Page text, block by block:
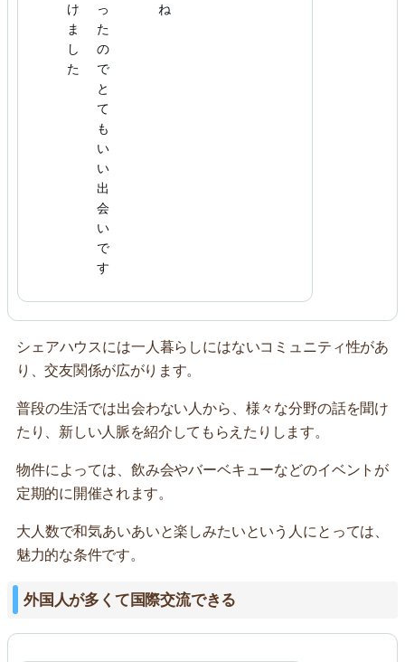
け
ま
し
た
っ
た
の
で
と
て
も
い
い
出
会
い
で
す
ね
シェアハウスには一人暮らしにはないコミュニティ性があ
り、交友関係が広がります。
普段の生活では出会わない人から、様々な分野の話を聞け
たり、新しい人脈を紹介してもらえたりします。
物件によっては、飲み会やバーベキューなどのイベントが
定期的に開催されます。
大人数で和気あいあいと楽しみたいという人にとっては、
魅力的な条件です。
外国人が多くて国際交流できる